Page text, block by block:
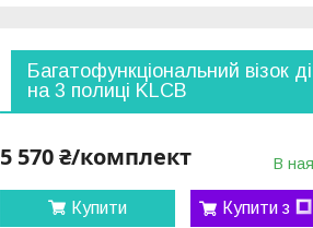
Багатофункціональний візок
на 3 полиці KLCB
5 570 ₴/комплект В
Купити Купити з